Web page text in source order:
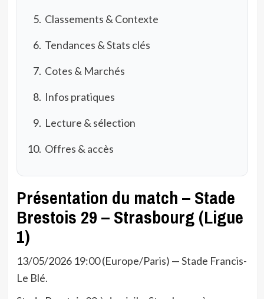
Classements & Contexte
Tendances & Stats clés
Cotes & Marchés
Infos pratiques
Lecture & sélection
Offres & accès
Présentation du match – Stade
Brestois 29 – Strasbourg (Ligue
1)
13/05/2026 19:00 (Europe/Paris) — Stade Francis-
Le Blé.